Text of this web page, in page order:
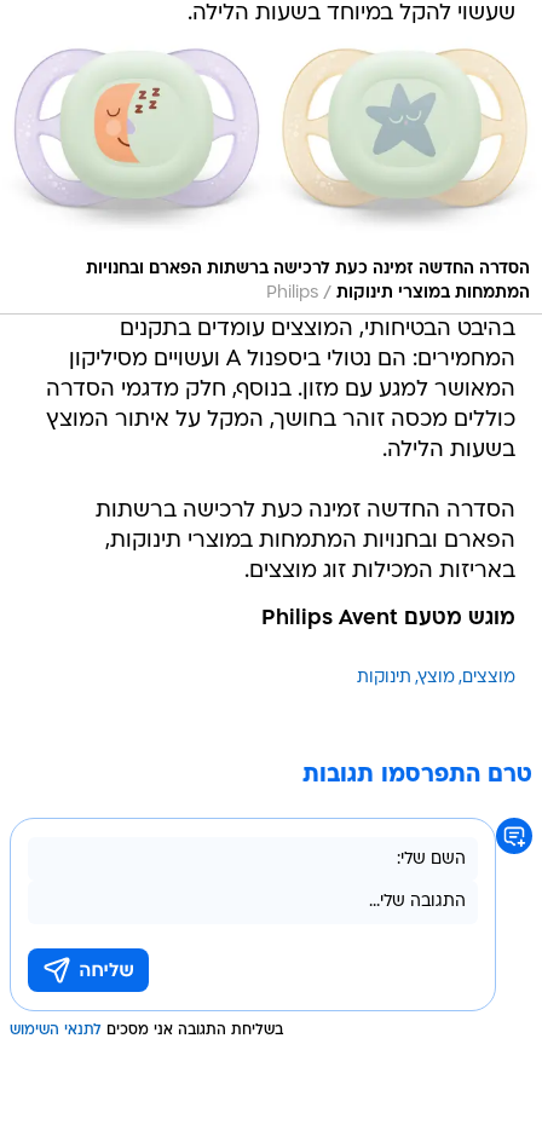
שעשוי להקל במיוחד בשעות הלילה.
הסדרה החדשה זמינה כעת לרכישה ברשתות הפארם ובחנויות
המתמחות במוצרי תינוקות /
Philips
בהיבט הבטיחותי, המוצצים עומדים בתקנים
המחמירים: הם נטולי ביספנול A ועשויים מסיליקון
המאושר למגע עם מזון. בנוסף, חלק מדגמי הסדרה
כוללים מכסה זוהר בחושך, המקל על איתור המוצץ
בשעות הלילה.
הסדרה החדשה זמינה כעת לרכישה ברשתות
הפארם ובחנויות המתמחות במוצרי תינוקות,
באריזות המכילות זוג מוצצים.
מוגש מטעם Philips Avent
מוצצים מוצץ תינוקות
טרם התפרסמו תגובות
בשליחת התגובה אני מסכים לתנאי השימוש